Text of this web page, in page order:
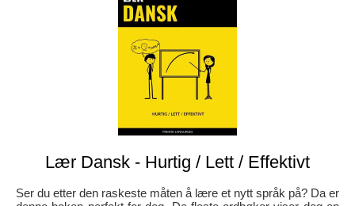
Lær Dansk - Hurtig / Lett / Effektivt
Ser du etter den raskeste måten å lære et nytt språk på? Da er